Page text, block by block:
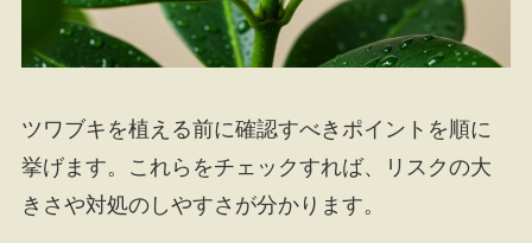
ツワブキを植える前に確認すべきポイントを順に
挙げます。これらをチェックすれば、リスクの大
きさや対処のしやすさが分かります。